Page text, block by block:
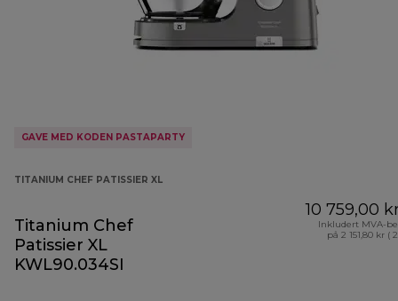
GAVE MED KODEN PASTAPARTY
TITANIUM CHEF PATISSIER XL
Titanium Chef
Patissier XL
KWL90.034SI
10 759,00
Inkludert MVA-
på 2 151,80 kr (